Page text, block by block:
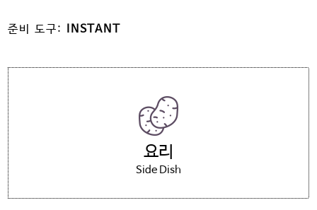
준비 도구: INSTANT
요리
Side Dish